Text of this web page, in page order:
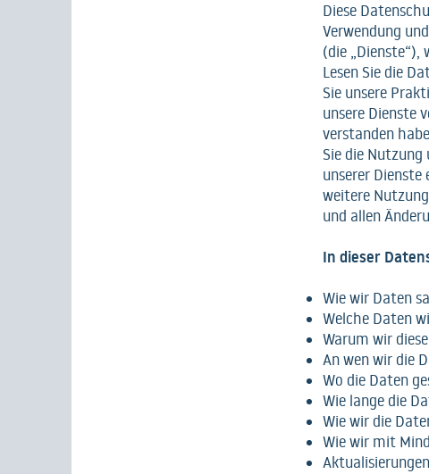
Diese
Verwendung
(die „Dienste“),
Lesen Sie die
Sie unsere
unsere Dienste
verstanden
Sie die
unserer
weitere
und allen
In dieser
Wie wir Daten
Welche Daten
Warum wir
An wen wir die
Wo die Daten
Wie lange die
Wie wir die
Wie wir mit